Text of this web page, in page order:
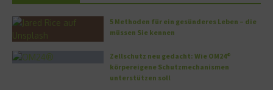
5 Methoden für ein gesünderes Leben – die
müssen Sie kennen
Zellschutz neu gedacht: Wie OM24®
körpereigene Schutzmechanismen
unterstützen soll